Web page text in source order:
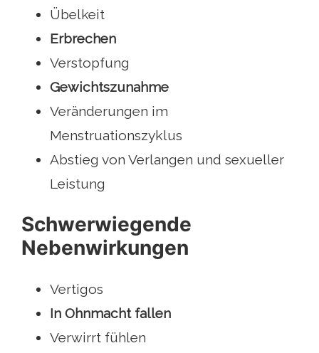
Übelkeit
Erbrechen
Verstopfung
Gewichtszunahme
Veränderungen im
Menstruationszyklus
Abstieg von Verlangen und sexueller
Leistung
Schwerwiegende
Nebenwirkungen
Vertigos
In Ohnmacht fallen
Verwirrt fühlen